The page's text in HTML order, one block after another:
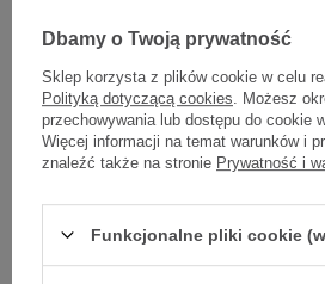
Ziaja Ulga, peeling do
twarzy enzymatyczny, 60
ml
Dbamy o Twoją prywatność
Sklep korzysta z plików cookie w celu
Polityką dotyczącą cookies . Możesz
przechowywania lub dostępu do cookie
Więcej informacji na temat warunków i
znaleźć także na stronie Prywatność i
Funkcjonalne pliki cookie